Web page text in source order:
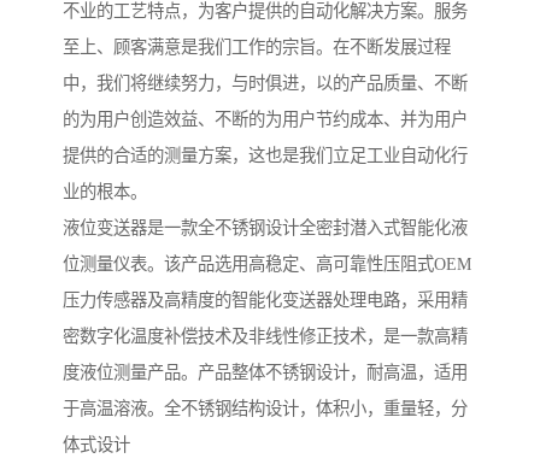
不业的工艺特点，为客户提供的自动化解决方案。服务
至上、顾客满意是我们工作的宗旨。在不断发展过程
中，我们将继续努力，与时俱进，以的产品质量、不断
的为用户创造效益、不断的为用户节约成本、并为用户
提供的合适的测量方案，这也是我们立足工业自动化行
业的根本。
液位变送器是一款全不锈钢设计全密封潜入式智能化液
位测量仪表。该产品选用高稳定、高可靠性压阻式OEM
压力传感器及高精度的智能化变送器处理电路，采用精
密数字化温度补偿技术及非线性修正技术，是一款高精
度液位测量产品。产品整体不锈钢设计，耐高温，适用
于高温溶液。全不锈钢结构设计，体积小，重量轻，分
体式设计